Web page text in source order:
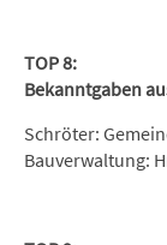
TOP 8:
Bekanntgaben
Schröter:
Bauverwaltung: